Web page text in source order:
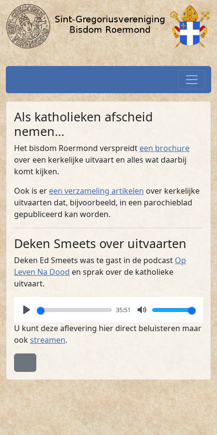
Spring naar hoofdtekst
Katholieke uitvaart / SGV-
Als katholieken afscheid
nemen…
Het bisdom Roermond verspreidt een brochure(PDF)
over een kerkelijke uitvaart en alles wat daarbij
komt kijken.
Ook is er een verzameling artikelen over kerkelijke
uitvaarten dat, bijvoorbeeld, in een parochieblad
gepubliceerd kan worden.
Deken Smeets over uitvaarten
Deken Ed Smeets was te gast in de podcast Op
Leven Na Dood en sprak over de katholieke
uitvaart.
P
l
a
35:51
M
u
U kunt deze aflevering hier direct beluisteren maar
ookstreamen.